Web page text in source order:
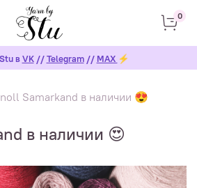
0
вVK//Telegram// MAX ⚡
Samarkand в наличии 😍
в наличии 😍